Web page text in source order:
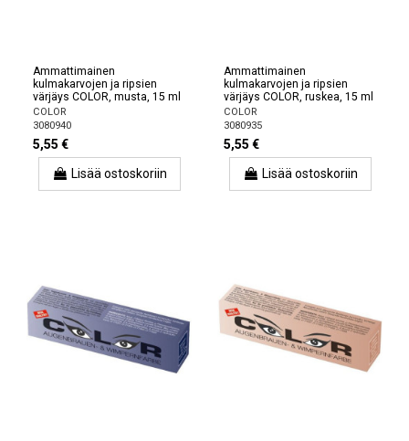
Ammattimainen
kulmakarvojen ja ripsien
värjäys COLOR, musta, 15 ml
COLOR
3080940
5,55 €
Lisää ostoskoriin
Ammattimainen
kulmakarvojen ja ripsien
värjäys COLOR, ruskea, 15 ml
COLOR
3080935
5,55 €
Lisää ostoskoriin